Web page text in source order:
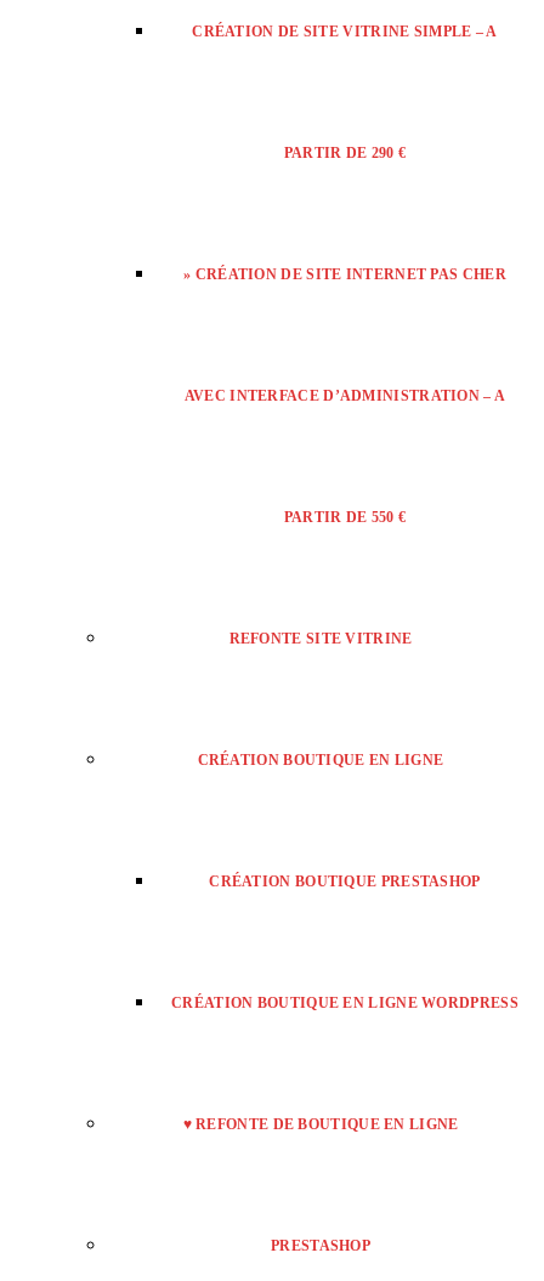
CRÉATION DE SITE VITRINE SIMPLE – A
PARTIR DE 290 €
» CRÉATION DE SITE INTERNET PAS CHER
AVEC INTERFACE D’ADMINISTRATION – A
PARTIR DE 550 €
REFONTE SITE VITRINE
CRÉATION BOUTIQUE EN LIGNE
CRÉATION BOUTIQUE PRESTASHOP
CRÉATION BOUTIQUE EN LIGNE WORDPRESS
♥ REFONTE DE BOUTIQUE EN LIGNE
PRESTASHOP